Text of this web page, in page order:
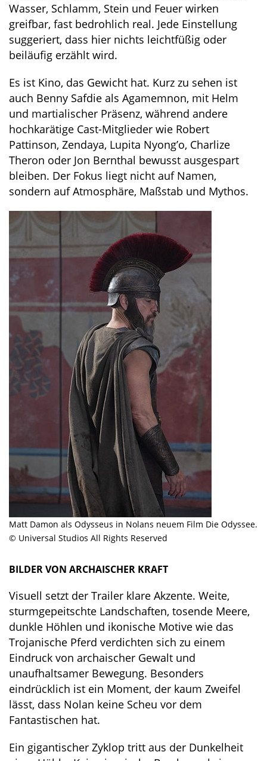
Wasser, Schlamm, Stein und Feuer wirken
greifbar, fast bedrohlich real. Jede Einstellung
suggeriert, dass hier nichts leichtfüßig oder
beiläufig erzählt wird.
Es ist Kino, das Gewicht hat. Kurz zu sehen ist
auch Benny Safdie als Agamemnon, mit Helm
und martialischer Präsenz, während andere
hochkarätige Cast-Mitglieder wie Robert
Pattinson, Zendaya, Lupita Nyong’o, Charlize
Theron oder Jon Bernthal bewusst ausgespart
bleiben. Der Fokus liegt nicht auf Namen,
sondern auf Atmosphäre, Maßstab und Mythos.
Matt Damon als Odysseus in Nolans neuem Film Die Odyssee.
© Universal Studios All Rights Reserved
BILDER VON ARCHAISCHER KRAFT
Visuell setzt der Trailer klare Akzente. Weite,
sturmgepeitschte Landschaften, tosende Meere,
dunkle Höhlen und ikonische Motive wie das
Trojanische Pferd verdichten sich zu einem
Eindruck von archaischer Gewalt und
unaufhaltsamer Bewegung. Besonders
eindrücklich ist ein Moment, der kaum Zweifel
lässt, dass Nolan keine Scheu vor dem
Fantastischen hat.
Ein gigantischer Zyklop tritt aus der Dunkelheit